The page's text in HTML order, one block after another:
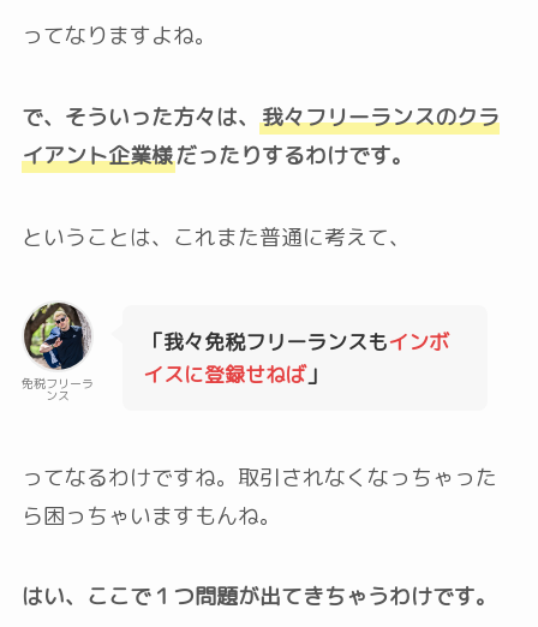
ってなりますよね。
で、そういった方々は、 我々フリーランスのクラ
イアント企業様だったりするわけです。
ということは、これまた普通に考えて、
免税フリーラ
ンス
「我々免税フリーランスもインボ
イスに登録せねば」
ってなるわけですね。取引されなくなっちゃった
ら困っちゃいますもんね。
はい、ここで１つ問題が出てきちゃうわけです。